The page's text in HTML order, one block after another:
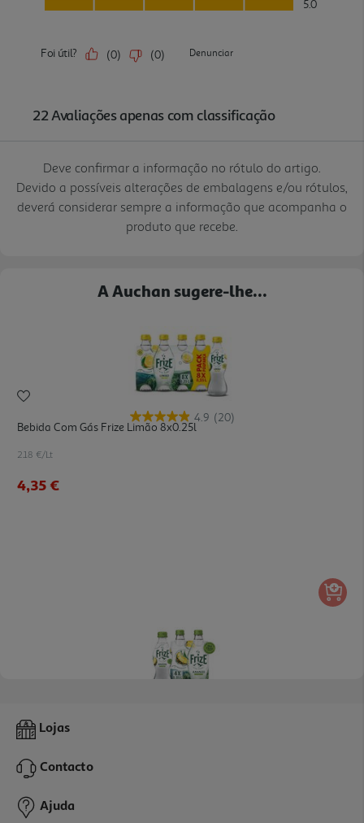
Deve confirmar a informação no rótulo do artigo.
Devido a possíveis alterações de embalagens e/ou rótulos,
deverá considerar sempre a informação que acompanha o
produto que recebe.
A Auchan sugere-lhe...
4.9 (20)
Bebida Com Gás Frize Limão 8x0.25l
2.18 €/Lt
4,35 €
Bebida C/gás Frize Ananás 4x0.25l
2,29 €
Lojas
Contacto
Ajuda